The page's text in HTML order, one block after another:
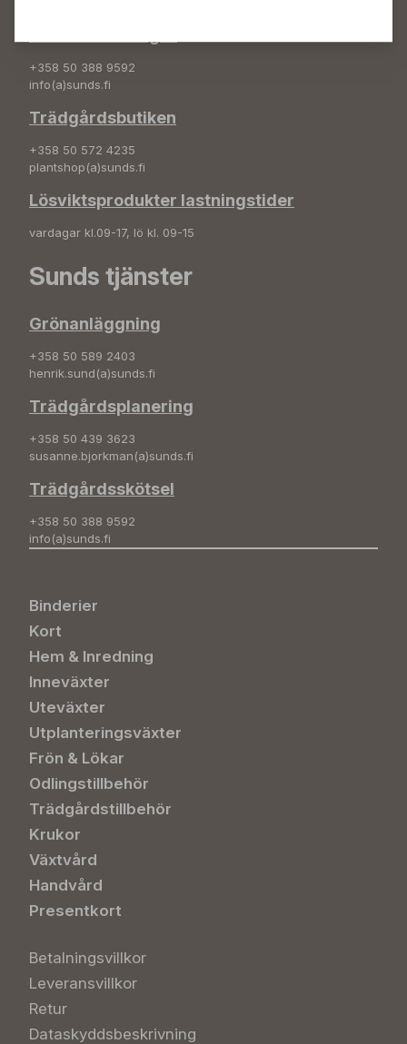
+358 50 388 9592
info(a)sunds.fi
Trädgårdsbutiken
+358 50 572 4235
plantshop(a)sunds.fi
Lösviktsprodukter lastningstider
vardagar kl.09-17, lö kl. 09-15
Sunds tjänster
Grönanläggning
+358 50 589 2403
henrik.sund(a)sunds.fi
Trädgårdsplanering
+358 50 439 3623
susanne.bjorkman(a)sunds.fi
Trädgårdsskötsel
+358 50 388 9592
info(a)sunds.fi
Binderier
Kort
Hem & Inredning
Inneväxter
Uteväxter
Utplanteringsväxter
Frön & Lökar
Odlingstillbehör
Trädgårdstillbehör
Krukor
Växtvård
Handvård
Presentkort
Betalningsvillkor
Leveransvillkor
Retur
Dataskyddsbeskrivning